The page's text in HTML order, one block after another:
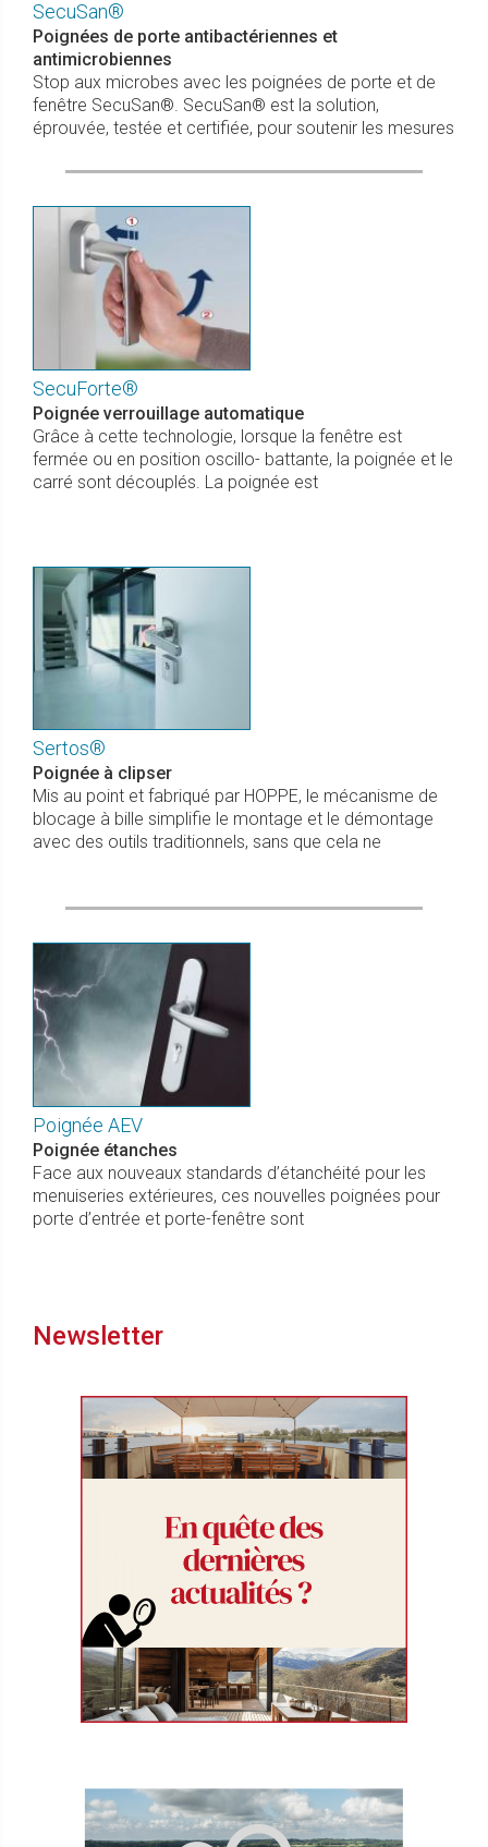
SecuSan®
Poignées de porte antibactériennes et
antimicrobiennes
Stop aux microbes avec les poignées de porte et de
fenêtre SecuSan®. SecuSan® est la solution,
éprouvée, testée et certifiée, pour soutenir les mesures
SecuForte®
Poignée verrouillage automatique
Grâce à cette technologie, lorsque la fenêtre est
fermée ou en position oscillo- battante, la poignée et le
carré sont découplés. La poignée est
Sertos®
Poignée à clipser
Mis au point et fabriqué par HOPPE, le mécanisme de
blocage à bille simplifie le montage et le démontage
avec des outils traditionnels, sans que cela ne
Poignée AEV
Poignée étanches
Face aux nouveaux standards d’étanchéité pour les
menuiseries extérieures, ces nouvelles poignées pour
porte d’entrée et porte-fenêtre sont
Newsletter